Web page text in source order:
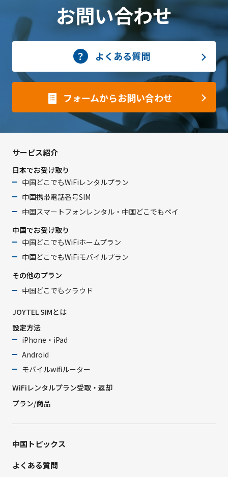
お問い合わせ
よくある質問
フォームからお問い合わせ
サービス紹介
日本でお受け取り
中国どこでもWiFiレンタルプラン
中国携帯電話番号SIM
中国スマートフォンレンタル・中国どこでもペイ
中国でお受け取り
中国どこでもWiFiホームプラン
中国どこでもWiFiモバイルプラン
その他のプラン
中国どこでもクラウド
JOYTEL SIMとは
設定方法
iPhone・iPad
Android
モバイルwifiルーター
WiFiレンタルプラン受取・返却
プラン/商品
中国トピックス
よくある質問